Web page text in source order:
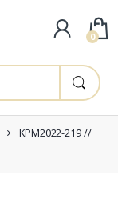
KPM2022-219 //
0